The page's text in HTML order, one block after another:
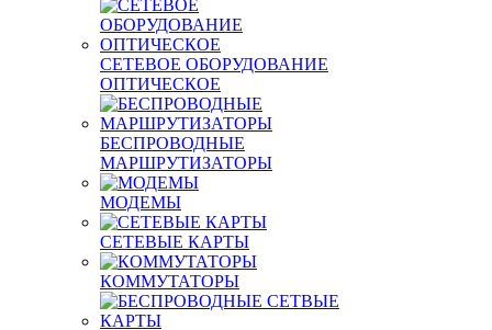
СЕТЕВОЕ ОБОРУДОВАНИЕ
ОПТИЧЕСКОЕ
БЕСПРОВОДНЫЕ
МАРШРУТИЗАТОРЫ
МОДЕМЫ
СЕТЕВЫЕ КАРТЫ
КОММУТАТОРЫ